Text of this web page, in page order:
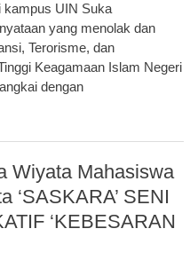
kampus UIN Suka
yang menolak dan
Terorisme, dan
Keagamaan Islam Negeri
dengan
Wiyata Mahasiswa
‘SASKARA’ SENI
‘KEBESARAN